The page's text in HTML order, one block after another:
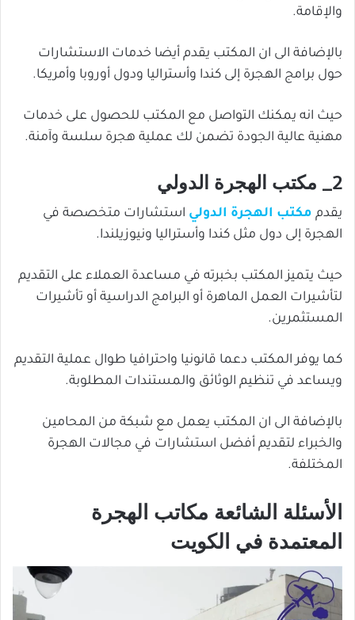
والإقامة.
بالإضافة الى ان المكتب يقدم أيضا خدمات الاستشارات
حول برامج الهجرة إلى كندا وأستراليا ودول أوروبا وأمريكا.
حيث انه يمكنك التواصل مع المكتب للحصول على خدمات
مهنية عالية الجودة تضمن لك عملية هجرة سلسة وآمنة.
2_ مكتب الهجرة الدولي
يقدم مكتب الهجرة الدولي استشارات متخصصة في
الهجرة إلى دول مثل كندا وأستراليا ونيوزيلندا.
حيث يتميز المكتب بخبرته في مساعدة العملاء على التقديم
لتأشيرات العمل الماهرة أو البرامج الدراسية أو تأشيرات
المستثمرين.
كما يوفر المكتب دعما قانونيا واحترافيا طوال عملية التقديم
ويساعد في تنظيم الوثائق والمستندات المطلوبة.
بالإضافة الى ان المكتب يعمل مع شبكة من المحامين
والخبراء لتقديم أفضل استشارات في مجالات الهجرة
المختلفة.
الأسئلة الشائعة مكاتب الهجرة
المعتمدة في الكويت